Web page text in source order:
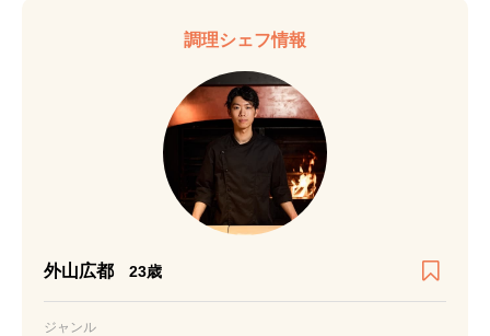
調理シェフ情報
外山広都 23歳
ジャンル